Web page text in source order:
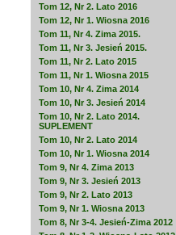
Tom 12, Nr 2. Lato 2016
Tom 12, Nr 1. Wiosna 2016
Tom 11, Nr 4. Zima 2015.
Tom 11, Nr 3. Jesień 2015.
Tom 11, Nr 2. Lato 2015
Tom 11, Nr 1. Wiosna 2015
Tom 10, Nr 4. Zima 2014
Tom 10, Nr 3. Jesień 2014
Tom 10, Nr 2. Lato 2014.
SUPLEMENT
Tom 10, Nr 2. Lato 2014
Tom 10, Nr 1. Wiosna 2014
Tom 9, Nr 4. Zima 2013
Tom 9, Nr 3. Jesień 2013
Tom 9, Nr 2. Lato 2013
Tom 9, Nr 1. Wiosna 2013
Tom 8, Nr 3-4. Jesień-Zima 2012